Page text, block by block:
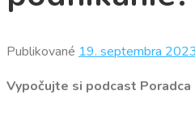
Publikované 19. septembra 2023
Vypočujte si podcast